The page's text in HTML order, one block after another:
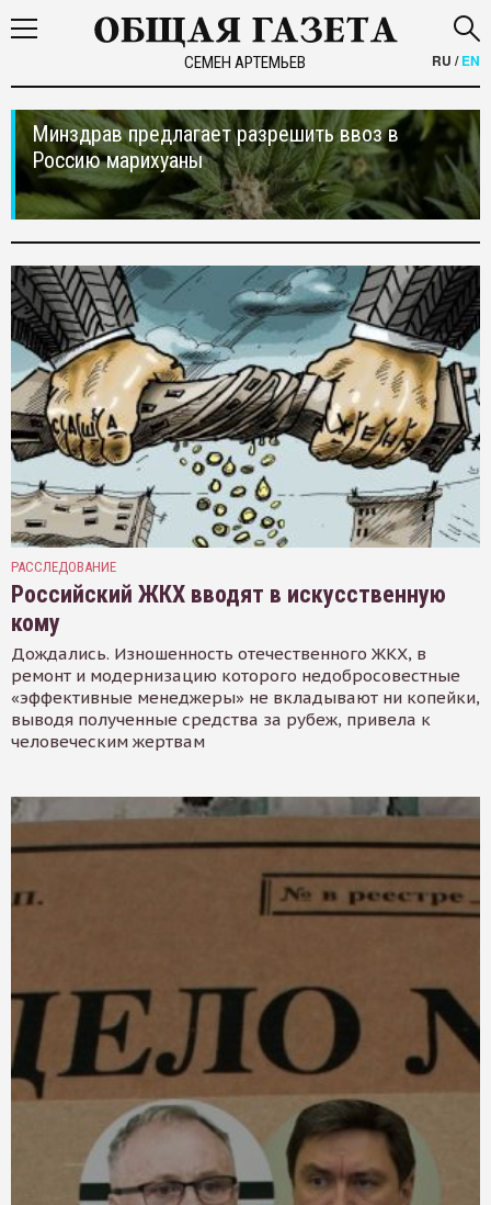
СЕМЕН АРТЕМЬЕВ RU /EN
Минздрав предлагает разрешить ввоз в
Россию марихуаны
РАССЛЕДОВАНИЕ
Российский ЖКХ вводят в искусственную
кому
Дождались. Изношенность отечественного ЖКХ, в
ремонт и модернизацию которого недобросовестные
«эффективные менеджеры» не вкладывают ни копейки,
выводя полученные средства за рубеж, привела к
человеческим жертвам